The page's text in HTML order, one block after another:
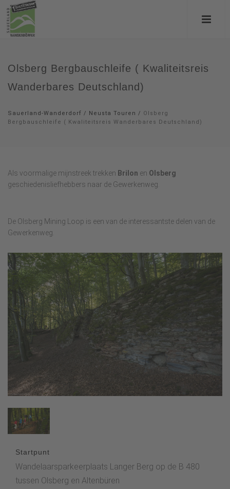
Olsberg Bergbauschleife ( Kwaliteitsreis
Wanderbares Deutschland)
Sauerland-Wanderdorf / Neusta Touren / Olsberg
Bergbauschleife ( Kwaliteitsreis Wanderbares Deutschland)
Als voormalige mijnstreek trekken Brilon en Olsberg
geschiedenisliefhebbers naar de Gewerkenweg.
De Olsberg Mining Loop is een van de interessantste delen van de
Gewerkenweg.
Startpunt
Wandelaarsparkeerplaats Langer Berg op de B 480
tussen Olsberg en Altenbüren